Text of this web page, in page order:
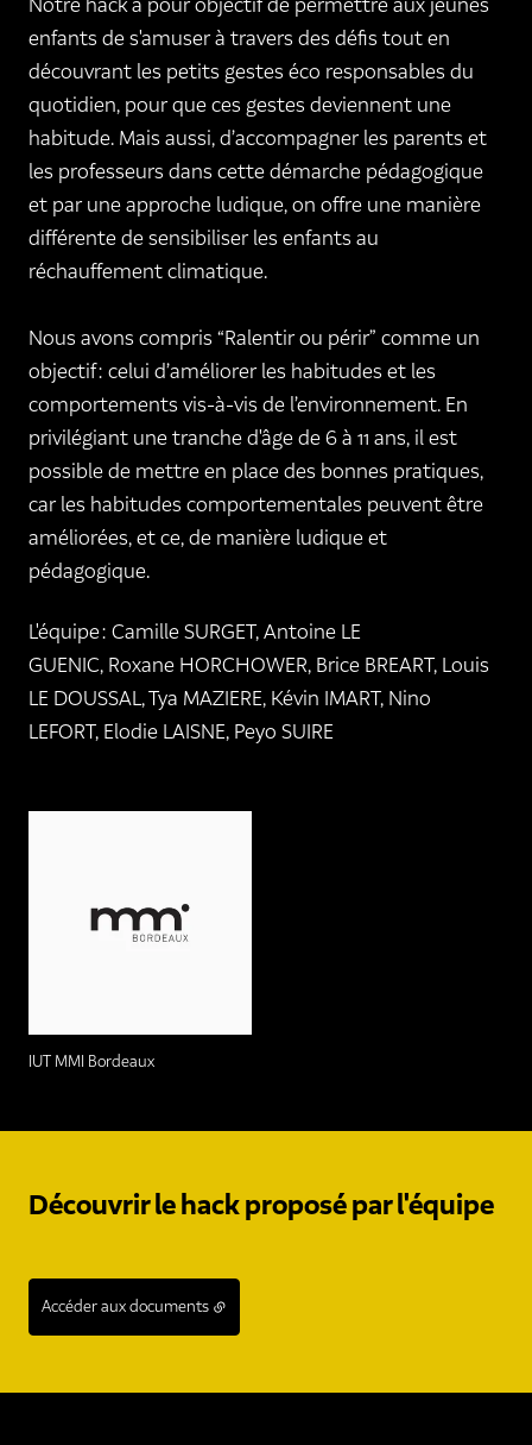
enfants de s'amuser à travers des défis tout en
découvrant les petits gestes éco responsables du
quotidien, pour que ces gestes deviennent une
habitude. Mais aussi, d’accompagner les parents et
les professeurs dans cette démarche pédagogique
et par une approche ludique, on offre une manière
différente de sensibiliser les enfants au
réchauffement climatique.
Nous avons compris “Ralentir ou périr” comme un
objectif : celui d’améliorer les habitudes et les
comportements vis-à-vis de l’environnement. En
privilégiant une tranche d'âge de 6 à 11 ans, il est
possible de mettre en place des bonnes pratiques,
car les habitudes comportementales peuvent être
améliorées, et ce, de manière ludique et
pédagogique.
L'équipe : Camille SURGET, Antoine LE
GUENIC, Roxane HORCHOWER, Brice BREART, Louis
LE DOUSSAL, Tya MAZIERE, Kévin IMART, Nino
LEFORT, Elodie LAISNE, Peyo SUIRE
IUT MMI Bordeaux
Découvrir le hack proposé par l'équipe
Accéder aux documents